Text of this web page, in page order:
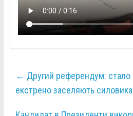
← Другий референдум:
екстрено заселяють